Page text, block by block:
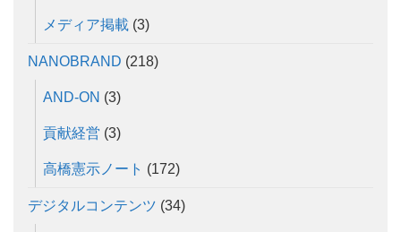
メディア掲載 (3)
NANOBRAND (218)
AND-ON (3)
貢献経営 (3)
高橋憲示ノート (172)
デジタルコンテンツ (34)